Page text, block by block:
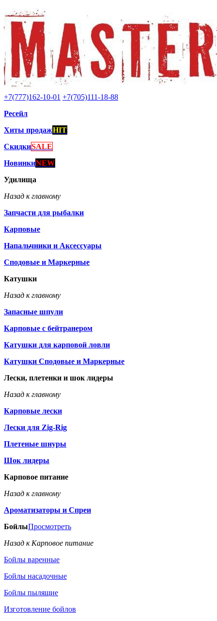
+7(777)162-10-01 +7(705)111-18-88
Ресейл
Хиты продажHIT
СкидкиSALE
НовинкиNEW
Удилища
Назад к главному
Запчасти для рыбалки
Карповые
Напальчники и Аксессуары
Сподовые и Маркерные
Катушки
Назад к главному
Запасные шпули
Карповые с бейтранером
Катушки для карповой ловли
Катушки Сподовые и Маркерные
Лески, плетенки и шок лидеры
Назад к главному
Карповые лески
Лески для Zig-Rig
Плетеные шнуры
Шок лидеры
Карповое питание
Назад к главному
Ароматизаторы и Спреи
БойлыПросмотреть
Назад к Карповое питание
Бойлы варенные
Бойлы насадочные
Бойлы пылящие
Изготовление бойлов